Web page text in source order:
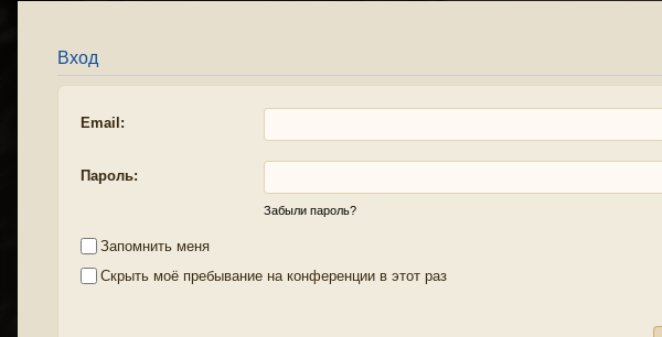
Вход
Email:
Пароль:
Забыли пароль?
Запомнить меня
Скрыть моё пребывание на конференции в этот раз